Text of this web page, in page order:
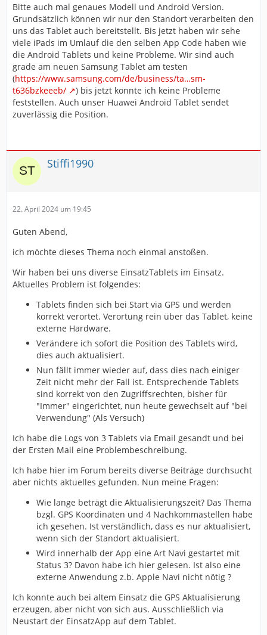
Bitte auch mal genaues Modell und Android Version.
Grundsätzlich können wir nur den Standort verarbeiten den
uns das Tablet auch bereitstellt. Bis jetzt haben wir sehe
viele iPads im Umlauf die den selben App Code haben wie
die Android Tablets und keine Probleme. Wir sind auch
grade am neuen Samsung Tablet am testen
(https://www.samsung.com/de/business/ta…sm-
t636bzkeeeb/
) bis jetzt konnte ich keine Probleme
feststellen. Auch unser Huawei Android Tablet sendet
zuverlässig die Position.
Stiffi1990
22. April 2024 um 19:45
Guten Abend,
ich möchte dieses Thema noch einmal anstoßen.
Wir haben bei uns diverse EinsatzTablets im Einsatz.
Aktuelles Problem ist folgendes:
Tablets finden sich bei Start via GPS und werden
korrekt verortet. Verortung rein über das Tablet, keine
externe Hardware.
Verändere ich sofort die Position des Tablets wird,
dies auch aktualisiert.
Nun fällt immer wieder auf, dass dies nach einiger
Zeit nicht mehr der Fall ist. Entsprechende Tablets
sind korrekt von den Zugriffsrechten, bisher für
"Immer" eingerichtet, nun heute gewechselt auf "bei
Verwendung" (Als Versuch)
Ich habe die Logs von 3 Tablets via Email gesandt und bei
der Ersten Mail eine Problembeschreibung.
Ich habe hier im Forum bereits diverse Beiträge durchsucht
aber nichts aktuelles gefunden. Nun meine Fragen:
Wie lange beträgt die Aktualisierungszeit? Das Thema
bzgl. GPS Koordinaten und 4 Nachkommastellen habe
ich gesehen. Ist verständlich, dass es nur aktualisiert,
wenn sich der Standort aktualisiert.
Wird innerhalb der App eine Art Navi gestartet mit
Status 3? Davon habe ich hier gelesen. Ist also eine
externe Anwendung z.b. Apple Navi nicht nötig ?
Ich konnte auch bei altem Einsatz die GPS Aktualisierung
erzeugen, aber nicht von sich aus. Ausschließlich via
Neustart der EinsatzApp auf dem Tablet.